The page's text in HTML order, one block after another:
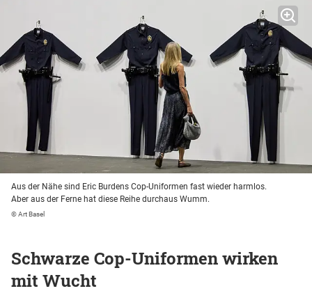
Aus der Nähe sind Eric Burdens Cop-Uniformen fast wieder harmlos.
Aber aus der Ferne hat diese Reihe durchaus Wumm.
© Art Basel
Schwarze Cop-Uniformen wirken
mit Wucht